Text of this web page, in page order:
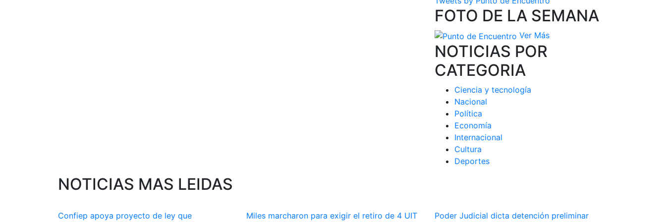
FOTO DE LA SEMANA
Ver Más
NOTICIAS POR
CATEGORIA
Ciencia y tecnología
Nacional
Política
Economía
Internacional
Cultura
Deportes
NOTICIAS MAS LEIDAS
Confiep apoya proyecto de ley que Miles marcharon para exigir el retiro de 4 UIT Poder Judicial dicta detención preliminar